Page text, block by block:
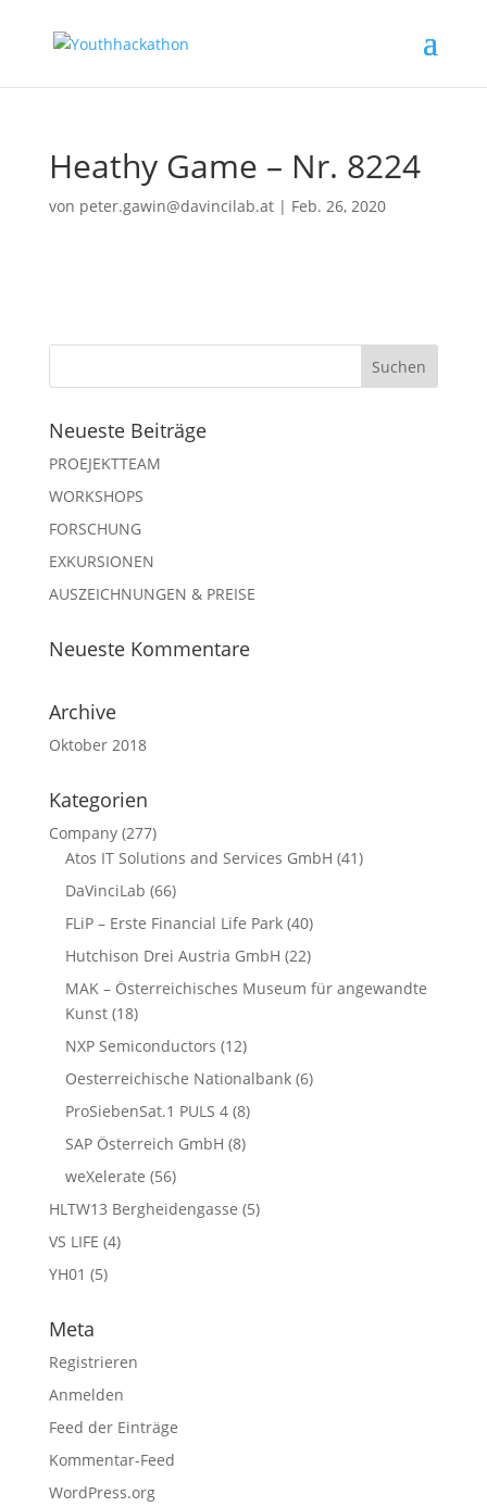
Heathy Game – Nr. 8224
von peter.gawin@davincilab.at| Feb. 26, 2020
Neueste Beiträge
PROEJEKTTEAM
WORKSHOPS
FORSCHUNG
EXKURSIONEN
AUSZEICHNUNGEN & PREISE
Neueste Kommentare
Archive
Oktober 2018
Kategorien
Company(277)
Atos IT Solutions and Services GmbH (41)
DaVinciLab (66)
FLiP – Erste Financial Life Park(40)
Hutchison Drei Austria GmbH (22)
MAK – Österreichisches Museum für angewandte
Kunst(18)
NXP Semiconductors (12)
Oesterreichische Nationalbank(6)
ProSiebenSat.1 PULS 4(8)
SAP Österreich GmbH (8)
weXelerate (56)
HLTW13 Bergheidengasse (5)
VS LIFE (4)
YH01 (5)
Meta
Registrieren
Anmelden
Feed der Einträge
Kommentar-Feed
WordPress.org